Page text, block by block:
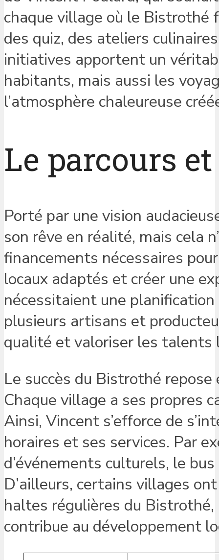
chaque village où le Bistrothé
des quiz, des ateliers
initiatives apportent un
habitants, mais aussi les
l’atmosphère chaleureuse
Le parcours
Porté par une vision
son rêve en réalité, mais cela
financements nécessaires
locaux adaptés et créer une
nécessitaient une
plusieurs artisans et
qualité et valoriser les talents
Le succès du Bistrothé
Chaque village a ses propres
Ainsi, Vincent s’efforce de
horaires et ses services. Par
d’événements culturels, le
D’ailleurs, certains villages
haltes régulières du
contribue au développement